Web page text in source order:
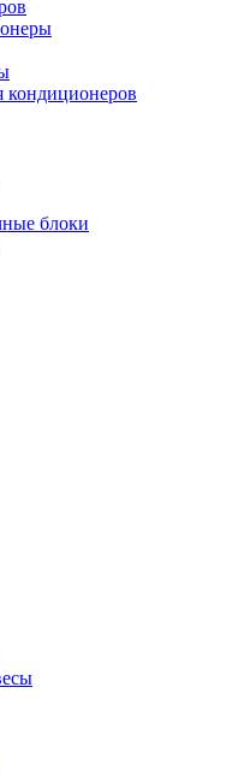
кондиционеров
блоки